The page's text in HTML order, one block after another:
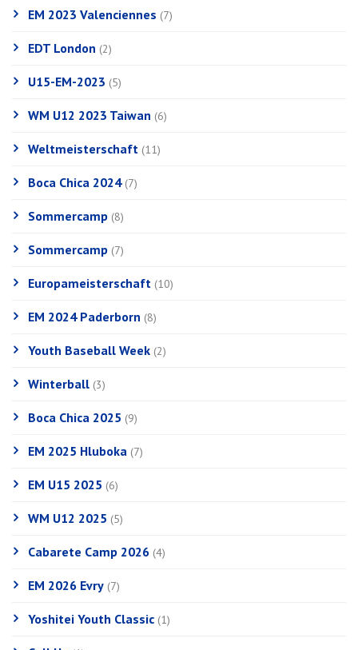
EM 2023 Valenciennes (7)
EDT London (2)
U15-EM-2023 (5)
WM U12 2023 Taiwan (6)
Weltmeisterschaft (11)
Boca Chica 2024(7)
Sommercamp (8)
Sommercamp (7)
Europameisterschaft (10)
EM 2024 Paderborn (8)
Youth Baseball Week (2)
Winterball (3)
Boca Chica 2025 (9)
EM 2025 Hluboka (7)
EM U15 2025 (6)
WM U12 2025 (5)
Cabarete Camp 2026 (4)
EM 2026 Evry (7)
Yoshitei Youth Classic (1)